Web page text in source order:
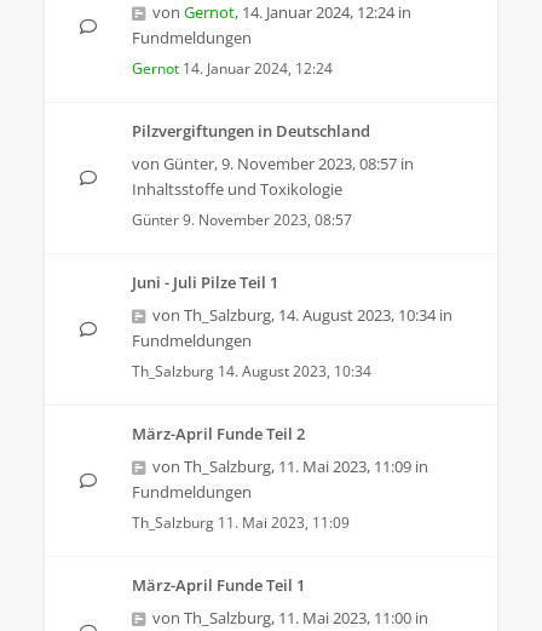
von Gernot, 14. Januar 2024, 12:24in
Fundmeldungen
Gernot 14. Januar 2024, 12:24
Pilzvergiftungen in Deutschland
von Günter,9. November 2023, 08:57 in
Inhaltsstoffe und Toxikologie
Günter9. November 2023, 08:57
Juni - Juli Pilze Teil 1
von Th_Salzburg, 14. August 2023, 10:34in
Fundmeldungen
Th_Salzburg 14. August 2023, 10:34
März-April Funde Teil 2
von Th_Salzburg, 11. Mai 2023, 11:09 in
Fundmeldungen
Th_Salzburg 11. Mai 2023, 11:09
März-April Funde Teil 1
von Th_Salzburg, 11. Mai 2023, 11:00 in